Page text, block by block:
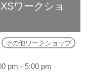
ワークショ
その他ワークショップ
pm - 5:00 pm